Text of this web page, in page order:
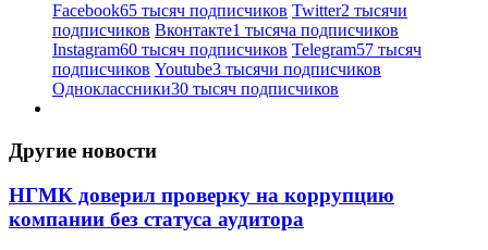
Facebook65 тысяч подписчиков Twitter2 тысячи
подписчиков Вконтакте1 тысяча подписчиков
Instagram60 тысяч подписчиков Telegram57 тысяч
подписчиков Youtube3 тысячи подписчиков
Одноклассники30 тысяч подписчиков
Другие новости
НГМК доверил проверку на коррупцию
компании без статуса аудитора